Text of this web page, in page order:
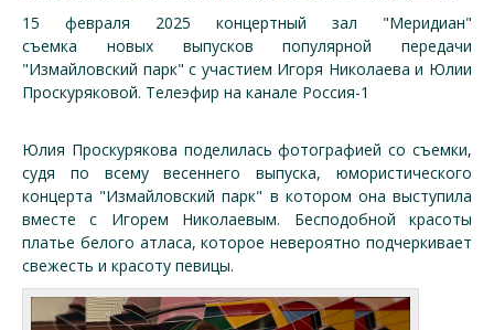
15 февраля 2025 концертный зал "Меридиан"
съемка новых выпусков популярной передачи
"Измайловский парк" с участием Игоря Николаева и Юлии
Проскуряковой. Телеэфир на канале Россия-1
Юлия Проскурякова поделилась фотографией со съемки,
судя по всему весеннего выпуска, юмористического
концерта "Измайловский парк" в котором она выступила
вместе с Игорем Николаевым. Бесподобной красоты
платье белого атласа, которое невероятно подчеркивает
свежесть и красоту певицы.